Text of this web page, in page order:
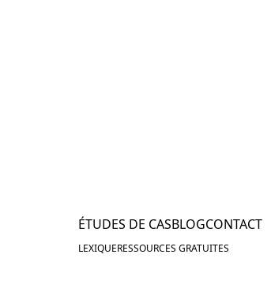
ÉTUDES DE CASBLOGCONTACT
LEXIQUERESSOURCES GRATUITES